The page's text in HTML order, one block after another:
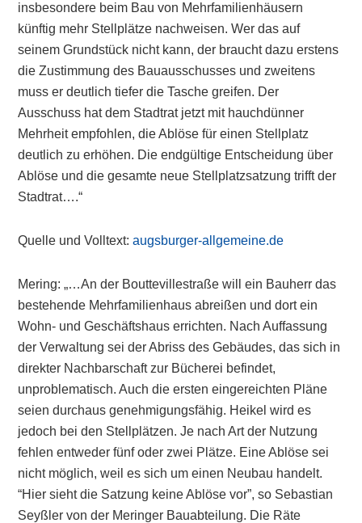
insbesondere beim Bau von Mehrfamilienhäusern
künftig mehr Stellplätze nachweisen. Wer das auf
seinem Grundstück nicht kann, der braucht dazu erstens
die Zustimmung des Bauausschusses und zweitens
muss er deutlich tiefer die Tasche greifen. Der
Ausschuss hat dem Stadtrat jetzt mit hauchdünner
Mehrheit empfohlen, die Ablöse für einen Stellplatz
deutlich zu erhöhen. Die endgültige Entscheidung über
Ablöse und die gesamte neue Stellplatzsatzung trifft der
Stadtrat….“
Quelle und Volltext:augsburger-allgemeine.de
Mering: „…An der Bouttevillestraße will ein Bauherr das
bestehende Mehrfamilienhaus abreißen und dort ein
Wohn- und Geschäftshaus errichten. Nach Auffassung
der Verwaltung sei der Abriss des Gebäudes, das sich in
direkter Nachbarschaft zur Bücherei befindet,
unproblematisch. Auch die ersten eingereichten Pläne
seien durchaus genehmigungsfähig. Heikel wird es
jedoch bei den Stellplätzen. Je nach Art der Nutzung
fehlen entweder fünf oder zwei Plätze. Eine Ablöse sei
nicht möglich, weil es sich um einen Neubau handelt.
“Hier sieht die Satzung keine Ablöse vor”, so Sebastian
Seyßler von der Meringer Bauabteilung. Die Räte